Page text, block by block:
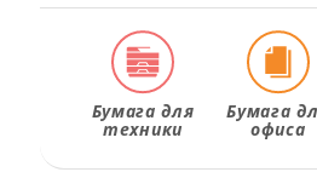
Бумага для
техники
Бумага
офиса